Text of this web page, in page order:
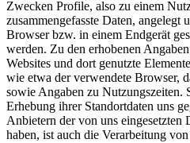
Zwecken Profile, also zu einem
zusammengefasste Daten, angelegt
Browser bzw. in einem Endgerät
werden. Zu den erhobenen
Websites und dort genutzte
wie etwa der verwendete Browser,
sowie Angaben zu Nutzungszeiten.
Erhebung ihrer Standortdaten uns
Anbietern der von uns eingesetzten
haben, ist auch die Verarbeitung